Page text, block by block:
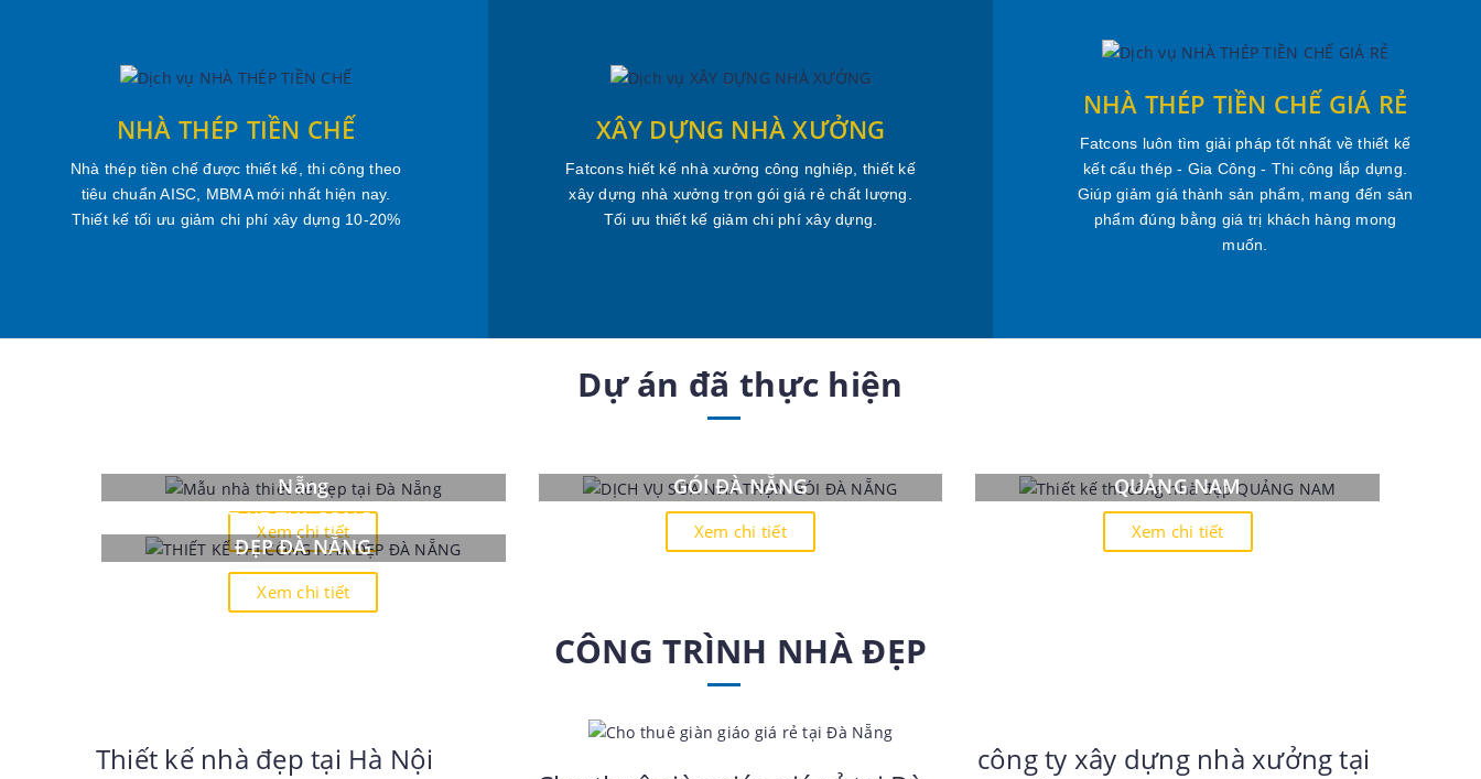
NHÀ THÉP TIỀN CHẾ
Nhà thép tiền chế được thiết kế, thi công theo
tiêu chuẩn AISC, MBMA mới nhất hiện nay.
Thiết kế tối ưu giảm chi phí xây dựng 10-20%
XÂY DỰNG NHÀ XƯỞNG
Fatcons hiết kế nhà xưởng công nghiêp, thiết kế
xây dựng nhà xưởng trọn gói giá rẻ chất lượng.
Tối ưu thiết kế giảm chi phí xây dựng.
NHÀ THÉP TIỀN CHẾ GIÁ RẺ
Fatcons luôn tìm giải pháp tốt nhất về thiết kế
kết cấu thép - Gia Công - Thi công lắp dựng.
Giúp giảm giá thành sản phẩm, mang đến sản
phẩm đúng bằng giá trị khách hàng mong
muốn.
Dự án đã thực hiện
Nẵng
Xem chi tiết
GÓI ĐÀ NẴNG
Xem chi tiết
QUẢNG NAM
Xem chi tiết
THIẾT KẾ THI CÔNG NHÀ
ĐẸP ĐÀ NẴNG
Xem chi tiết
CÔNG TRÌNH NHÀ ĐẸP
Thiết kế nhà đẹp tại Hà Nội
công ty xây dựng nhà xưởng tại